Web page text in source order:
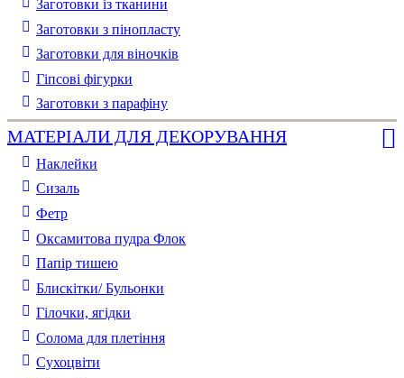
Заготовки із тканини
Заготовки з пінопласту
Заготовки для віночків
Гіпсові фігурки
Заготовки з парафіну
МАТЕРІАЛИ ДЛЯ ДЕКОРУВАННЯ
Наклейки
Сизаль
Фетр
Оксамитова пудра Флок
Папір тишею
Блискітки/ Бульонки
Гілочки, ягідки
Солома для плетіння
Cухоцвіти